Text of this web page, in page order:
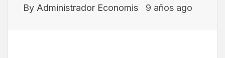
By Administrador Economis 9 años ago